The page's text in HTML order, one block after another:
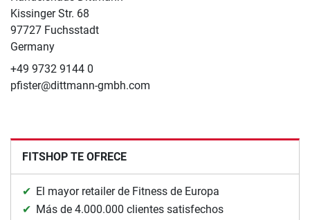
Kissinger Str. 68
97727 Fuchsstadt
Germany
+49 9732 9144 0
pfister@dittmann-gmbh.com
FITSHOP TE OFRECE
El mayor retailer de Fitness de Europa
Más de 4.000.000 clientes satisfechos